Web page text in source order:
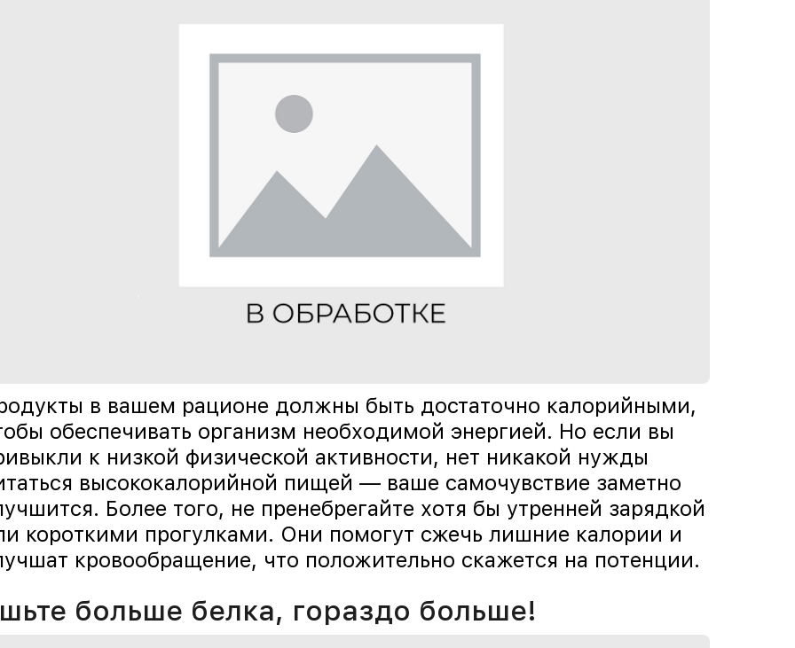
в вашем рационе должны быть достаточно калорийными,
обеспечивать организм необходимой энергией. Но если вы
к низкой физической активности, нет никакой нужды
высококалорийной пищей — ваше самочувствие заметно
Более того, не пренебрегайте хотя бы утренней зарядкой
короткими прогулками. Они помогут сжечь лишние калории и
кровообращение, что положительно скажется на потенции.
больше белка, гораздо больше!